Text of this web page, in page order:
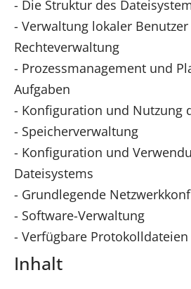
- Die Struktur des
- Verwaltung lokaler
Rechteverwaltung
- Prozessmanagement und
Aufgaben
- Konfiguration und Nutzung
- Speicherverwaltung
- Konfiguration und
Dateisystems
- Grundlegende
- Software-Verwaltung
- Verfügbare Protokolldateien
Inhalt